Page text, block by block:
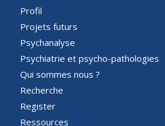
Profil
Projets futurs
Psychanalyse
Psychiatrie et psycho-pathologies
Qui sommes nous ?
Recherche
Register
Ressources